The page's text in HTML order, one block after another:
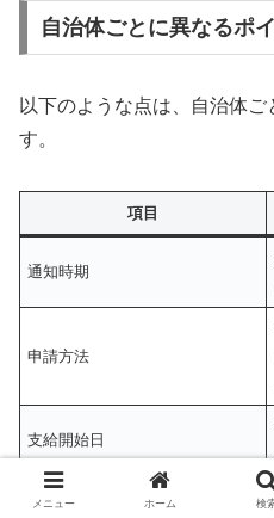
自治体ごとに異なるポ
以下のような点は、自治体
す。
項目
通知時期
申請方法
支給開始日
メニュー ホーム 検